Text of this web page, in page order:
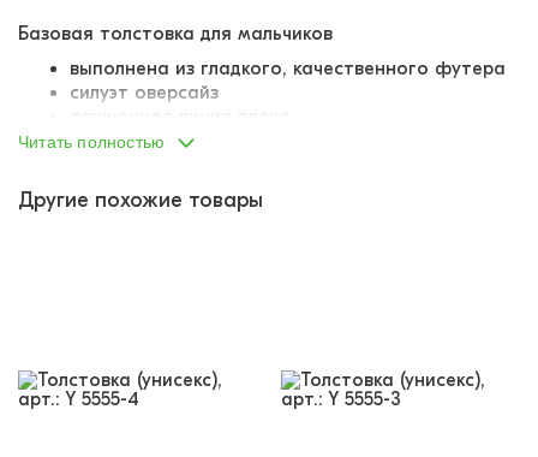
Базовая толстовка для мальчиков
выполнена из гладкого, качественного футера
силуэт оверсайз
с капюшоном на завязках
снизу пришит небольшой тканевый лейбл
Читать полностью
Другие похожие товары